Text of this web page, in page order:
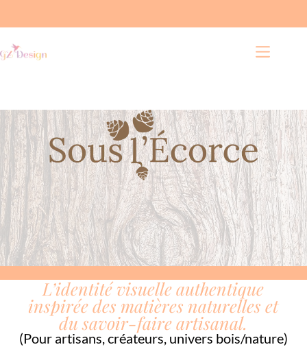
L’identité visuelle authentique
inspirée des matières naturelles et
du savoir-faire artisanal.
(Pour artisans, créateurs, univers bois/nature)